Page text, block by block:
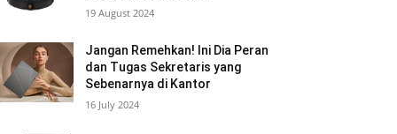
19 August 2024
Jangan Remehkan! Ini Dia Peran
dan Tugas Sekretaris yang
Sebenarnya di Kantor
16 July 2024